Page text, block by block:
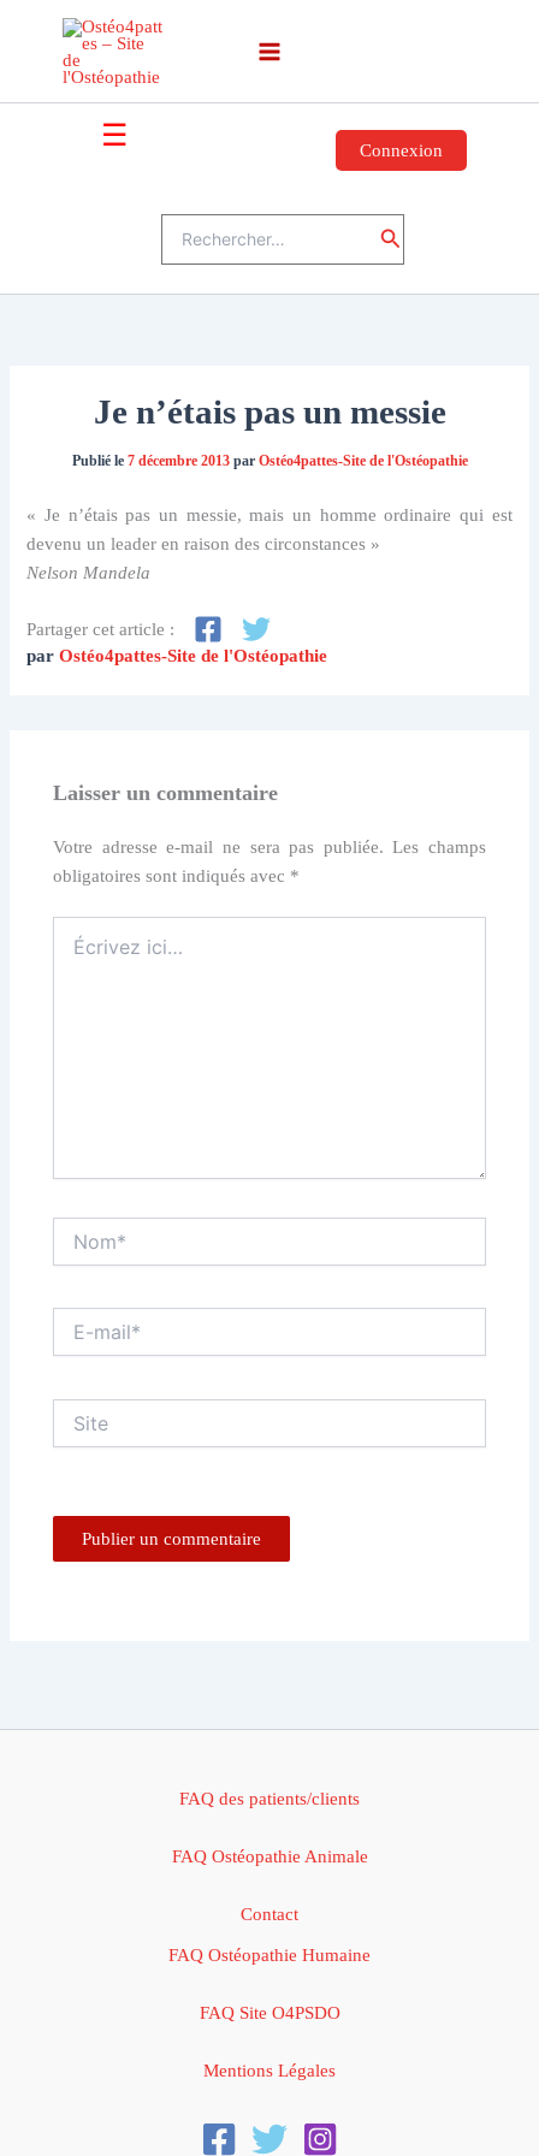
☰ Connexion
Rechercher
Je n’étais pas un messie
Publié le 7 décembre 2013par Ostéo4pattes-Site de l'Ostéopathie
« Je n’étais pas un messie, mais un homme ordinaire qui est
devenu un leader en raison des circonstances »
Nelson Mandela
Partager cet article :
parOstéo4pattes-Site de l'Ostéopathie
Laisser un commentaire
Votre adresse e-mail ne sera pas publiée. Les champs
obligatoires sont indiqués avec *
ici…
mail*
FAQ des patients/clients
FAQ Ostéopathie Animale
Contact
FAQ Ostéopathie Humaine
FAQ Site O4PSDO
Mentions Légales